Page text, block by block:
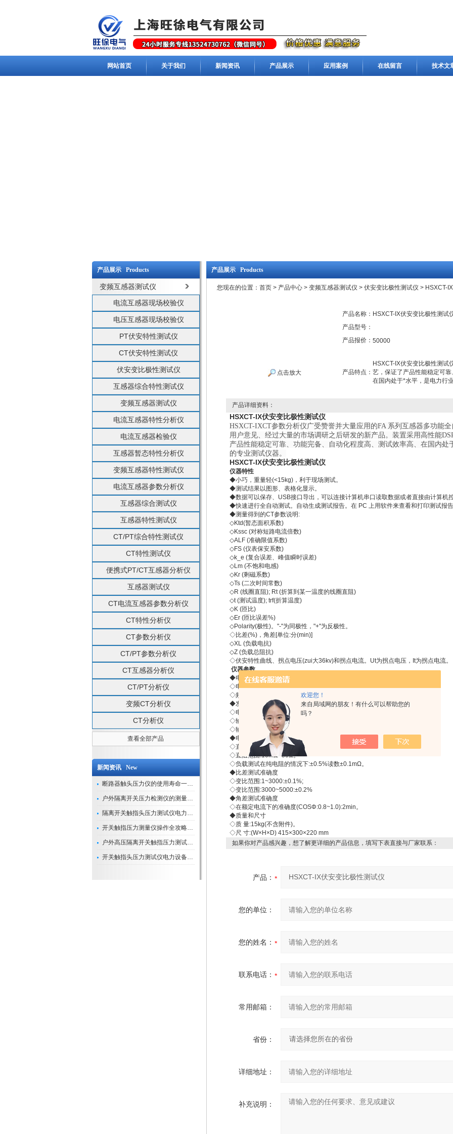
欢迎您！
来自局域网的朋友！有什么可以帮助您的
吗？
网站首页 关于我们 新闻资讯 产品展示 应用案例 在线留言 技术文
产品展示 Products
变频互感器测试仪
电流互感器现场校验仪
电压互感器现场校验仪
PT伏安特性测试仪
CT伏安特性测试仪
伏安变比极性测试仪
互感器综合特性测试仪
变频互感器测试仪
电流互感器特性分析仪
电流互感器检验仪
互感器暂态特性分析仪
变频互感器特性测试仪
电流互感器参数分析仪
互感器综合测试仪
互感器特性测试仪
CT/PT综合特性测试仪
CT特性测试仪
便携式PT/CT互感器分析仪
互感器测试仪
CT电流互感器参数分析仪
CT特性分析仪
CT参数分析仪
CT/PT参数分析仪
CT互感器分析仪
CT/PT分析仪
变频CT分析仪
CT分析仪
查看全部产品
新闻资讯 New
断路器触头压力仪的使用寿命一般是多久？
户外隔离开关压力检测仪的测量数据如何与GIS系统对接实现智能化运维？
隔离开关触指头压力测试仪电力系统安全运行的“定海神针”
开关触指压力测量仪操作全攻略：从准备到精准测量的实战指南
户外高压隔离开关触指压力测试仪的作用与价值
开关触指头压力测试仪电力设备安全的“隐形守护者”
产品展示 Products
您现在的位置： 首页 > 产品中心 > 变频互感器测试仪 > 伏安变比极性测试仪 > HSXCT-
点击放大
产品名称： HSXCT-IX伏安变比极性测试
产品型号：
产品报价： 50000
产品特点：
HSXCT-IX伏安变比极性测试
艺，保证了产品性能稳定可靠
在国内处于*水平，是电力行
产品详细资料：
HSXCT-IX伏安变比极性测试仪
HSXCT-IXCT参数分析仪广受赞誉并大量应用的FA 系列互感器多功能
用户意见、经过大量的市场调研之后研发的新产品。装置采用高性能
产品性能稳定可靠、功能完备、自动化程度高、测试效率高、在国内处
的专业测试仪器。
HSXCT-IX伏安变比极性测试仪
仪器特性
◆小巧，重量轻(<15kg)，利于现场测试。
◆测试结果以图形、表格化显示。
◆数据可以保存、USB接口导出，可以连接计算机串口读取数据或者直接由计算机控
◆快速进行全自动测试。自动生成测试报告。在 PC 上用软件来查看和打印测试报告
◆测量得到的CT参数说明:
◇Ktd(暂态面积系数)
◇Kssc (对称短路电流倍数)
◇ALF (准确限值系数)
◇FS (仪表保安系数)
◇k­_e (复合误差、峰值瞬时误差)
◇Lm (不饱和电感)
◇Kr (剩磁系数)
◇Ts (二次时间常数)
◇R (线圈直阻); Rt (折算到某一温度的线圈直阻)
◇t (测试温度); trf(折算温度)
◇K (匝比)
◇Er (匝比误差%)
◇Polarity(极性)。"-"为同极性，"+"为反极性。
◇比差(%)，角差[单位:分(min)]
◇XL (负载电抗)
◇Z (负载总阻抗)
◇伏安特性曲线、拐点电压(zui大36kv)和拐点电流。Ut为拐点电压，It为拐点电流。
仪器参数
◆电源
◇电 压:220V±10%。
◇频 率:50±1Hz。
◆发生器输出(S1、S2)
◇电 压:zui大110V峰值;频率:0.1~50Hz，等效试验电压36kV。
◇输出电流:5A，峰值15A。
◇输出功率:500VA，峰值功率1500VA。
◆电阻测试准确度
◇直阻测试:±0.5%读数±0.1mΩ。
◇直阻范围:10mΩ~50Ω。
◇负载测试在纯电阻的情况下:±0.5%读数±0.1mΩ。
◆比差测试准确度
◇变比范围:1~3000:±0.1%;
◇变比范围:3000~5000:±0.2%
◆角差测试准确度
◇在额定电流下的准确度(COSΦ:0.8~1.0):2min。
◆质量和尺寸
◇质 量:15kg(不含附件)。
◇尺 寸:(W×H×D) 415×300×220 mm
如果你对产品感兴趣，想了解更详细的产品信息，填写下表直接与厂家联系：
产品：
您的单位：
您的姓名：
联系电话：
常用邮箱：
省份：
详细地址：
补充说明：